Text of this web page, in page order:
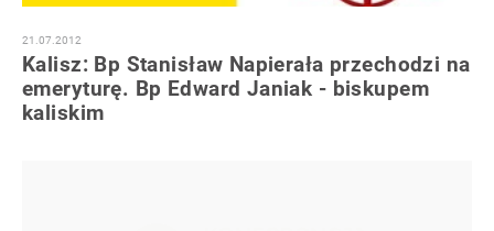
21.07.2012
Kalisz: Bp Stanisław Napierała przechodzi na
emeryturę. Bp Edward Janiak - biskupem
kaliskim